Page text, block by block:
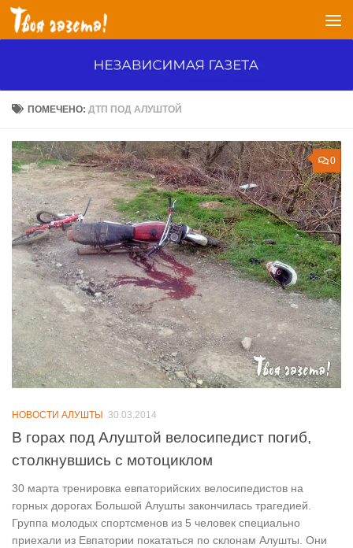
Перейти к содержимому
ПОМЕЧЕНО:ДТП ПОД АЛУШТОЙ
0
НОВОСТИ АЛУШТЫ 30.03.2014
В горах под Алуштой велосипедист погиб,
столкнувшись с мотоциклом
30 марта тренировка евпаторийских велосипедистов на
горных дорогах Большой Алушты закончилась трагедией.
Группа молодых спортсменов из 5 человек специально
приехали из Евпатории покататься по склонам Алушты. Они